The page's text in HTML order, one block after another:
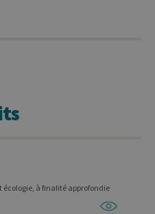
écologie, à finalité approfondie